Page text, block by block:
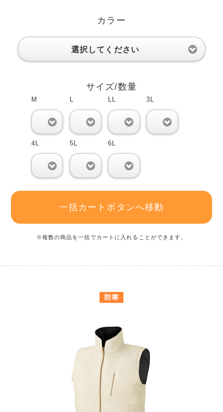
カラー
選択してください
サイズ/数量
M L LL 3L
4L 5L 6L
一括カートボタンへ移動
※複数の商品を一括でカートに入れることができます。